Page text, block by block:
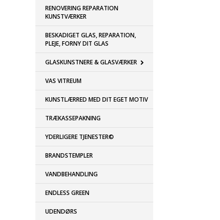
RENOVERING REPARATION
KUNSTVÆRKER
BESKADIGET GLAS, REPARATION,
PLEJE, FORNY DIT GLAS
GLASKUNSTNERE & GLASVÆRKER
VAS VITREUM
KUNSTLÆRRED MED DIT EGET MOTIV
TRÆKASSEPAKNING
YDERLIGERE TJENESTER©
BRANDSTEMPLER
VANDBEHANDLING
ENDLESS GREEN
UDENDØRS